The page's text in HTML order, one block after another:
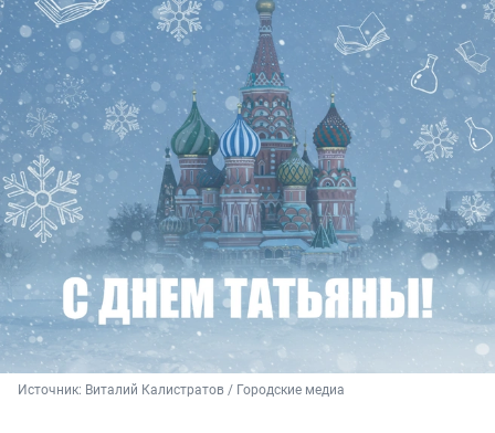
Источник: Виталий Калистратов / Городские медиа